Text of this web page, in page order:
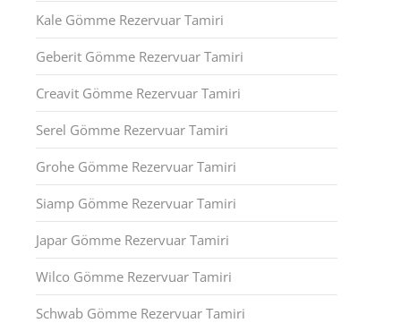
Kale Gömme Rezervuar Tamiri
Geberit Gömme Rezervuar Tamiri
Creavit Gömme Rezervuar Tamiri
Serel Gömme Rezervuar Tamiri
Grohe Gömme Rezervuar Tamiri
Siamp Gömme Rezervuar Tamiri
Japar Gömme Rezervuar Tamiri
Wilco Gömme Rezervuar Tamiri
Schwab Gömme Rezervuar Tamiri